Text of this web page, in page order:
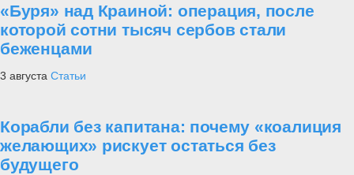
«Буря» над Краиной: операция, после
которой сотни тысяч сербов стали
беженцами
3 августа Статьи
Корабли без капитана: почему «коалиция
желающих» рискует остаться без
будущего